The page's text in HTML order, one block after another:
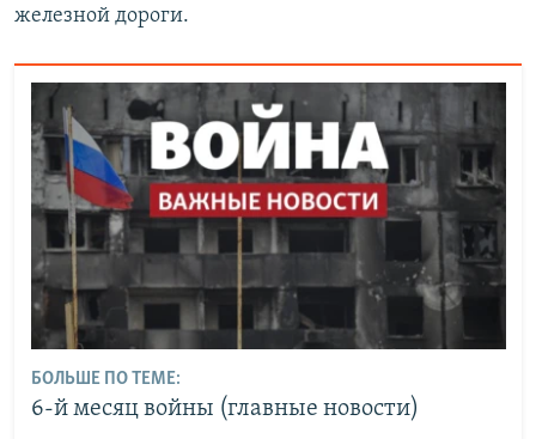
железной дороги.
БОЛЬШЕ ПО ТЕМЕ:
6-й месяц войны (главные новости)